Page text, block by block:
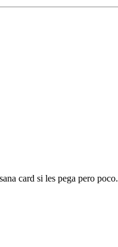
card si les pega pero poco.